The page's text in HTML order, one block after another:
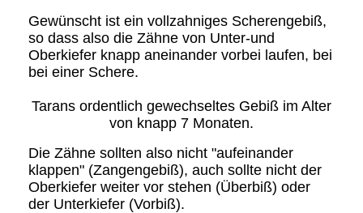
Gewünscht ist ein vollzahniges Scherengebiß,
so dass also die Zähne von Unter-und
Oberkiefer knapp aneinander vorbei laufen, bei
bei einer Schere.
Tarans ordentlich gewechseltes Gebiß im Alter
von knapp 7 Monaten.
Die Zähne sollten also nicht "aufeinander
klappen" (Zangengebiß), auch sollte nicht der
Oberkiefer weiter vor stehen (Überbiß) oder
der Unterkiefer (Vorbiß).